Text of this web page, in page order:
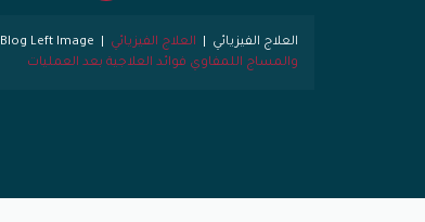
Blog Left Image العلاج الفيزيائي
العلاج الفيزيائي
والمساج اللمفاوي فوائد العلاجية بعد العمليات